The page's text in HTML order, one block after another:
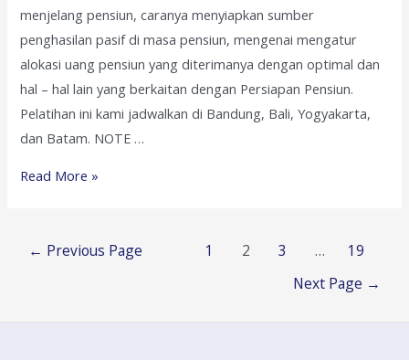
menjelang pensiun, caranya menyiapkan sumber
penghasilan pasif di masa pensiun, mengenai mengatur
alokasi uang pensiun yang diterimanya dengan optimal dan
hal – hal lain yang berkaitan dengan Persiapan Pensiun.
Pelatihan ini kami jadwalkan di Bandung, Bali, Yogyakarta,
dan Batam. NOTE …
Program
Read More »
← Previous Page 1 2 3 …
19
Next Page →